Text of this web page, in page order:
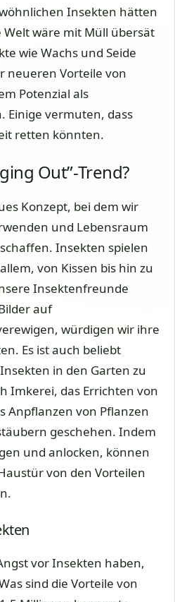
Insekten hätten
wäre mit Müll übersät
wie Wachs und Seide
neueren Vorteile von
Potenzial als
Einige vermuten, dass
retten könnten.
Out”-Trend?
Konzept, bei dem wir
und Lebensraum
Insekten spielen
von Kissen bis hin zu
Insektenfreunde
auf
würdigen wir ihre
Es ist auch beliebt
in den Garten zu
Imkerei, das Errichten von
Anpflanzen von Pflanzen
geschehen. Indem
und anlocken, können
von den Vorteilen
vor Insekten haben,
sind die Vorteile von